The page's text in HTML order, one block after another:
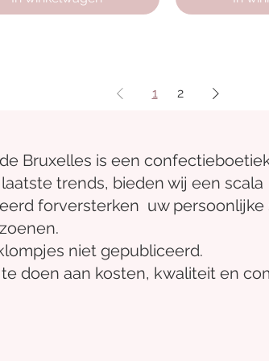
1 2
de Bruxelles is een
trends, bieden wij een scala
forversterken uw persoonlijke
niet gepubliceerd.
doen aan kosten, kwaliteit en